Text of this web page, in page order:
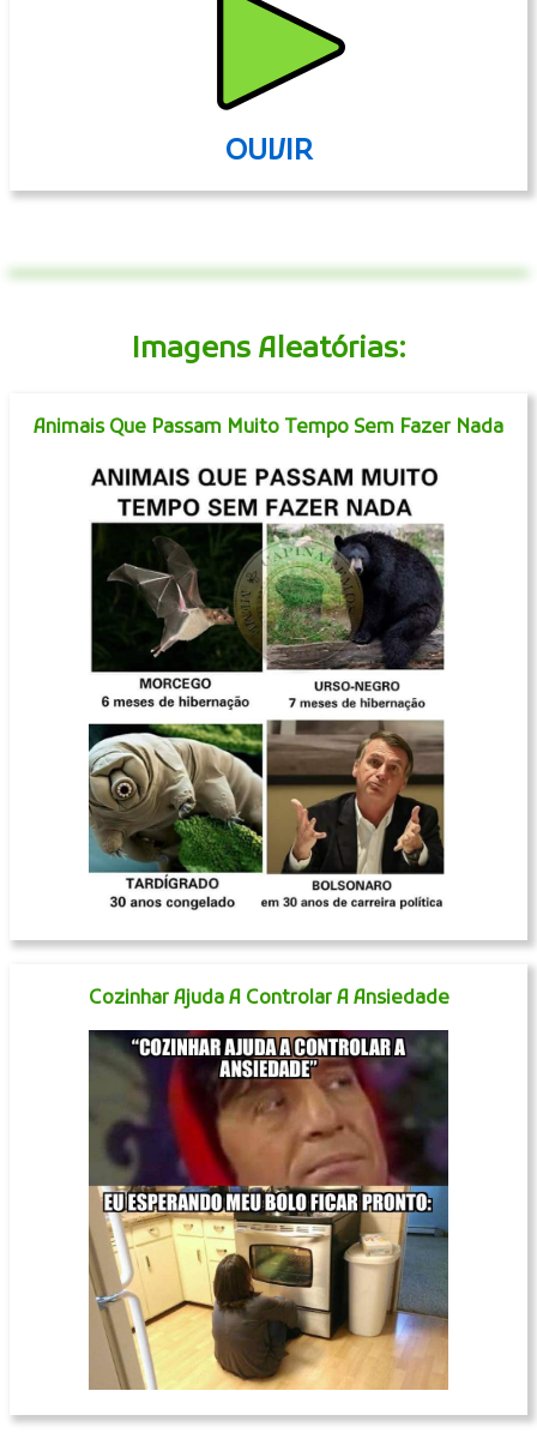
OUVIR
Imagens Aleatórias:
Animais Que Passam Muito Tempo Sem Fazer Nada
Cozinhar Ajuda A Controlar A Ansiedade